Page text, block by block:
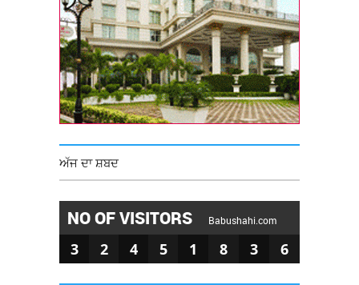
ਅੱਜ ਦਾ ਸ਼ਬਦ
NO OF VISITORS Babushahi.com
3 2 4 5 1 8 3 6